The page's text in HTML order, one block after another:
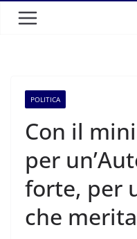
POLITICA
Con il
per
forte, per
che